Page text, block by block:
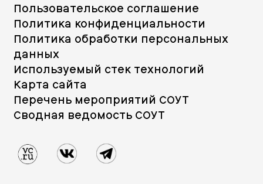
Пользовательское соглашение
Политика конфиденциальности
Политика обработки персональных
данных
Используемый стек технологий
Карта сайта
Перечень мероприятий СОУТ
Сводная ведомость СОУТ